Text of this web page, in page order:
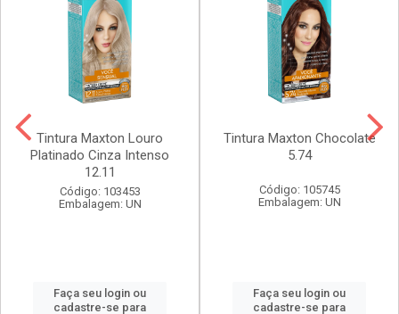
Tintura Maxton Louro
Platinado Cinza Intenso
12.11
Código: 103453
Embalagem: UN
Faça seu login ou
cadastre-se para
Tintura Maxton Chocolate
5.74
Código: 105745
Embalagem: UN
Faça seu login ou
cadastre-se para